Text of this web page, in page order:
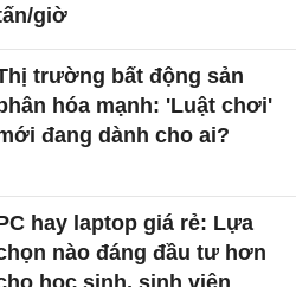
giờ
trường bất động sản
hóa mạnh: 'Luật chơi'
đang dành cho ai?
hay laptop giá rẻ: Lựa
nào đáng đầu tư hơn